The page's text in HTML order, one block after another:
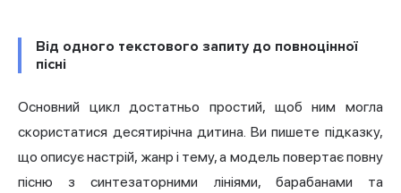
Від одного текстового запиту до повноцінної
пісні
Основний цикл достатньо простий, щоб ним могла
скористатися десятирічна дитина. Ви пишете підказку,
що описує настрій, жанр і тему, а модель повертає повну
пісню з синтезаторними лініями, барабанами та